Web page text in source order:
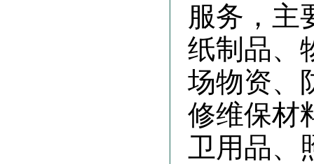
服务，主
纸制品、
场物资、
修维保材
卫用品、